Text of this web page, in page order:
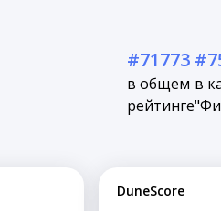
#71773
в общем
рейтинге
в
DuneScore